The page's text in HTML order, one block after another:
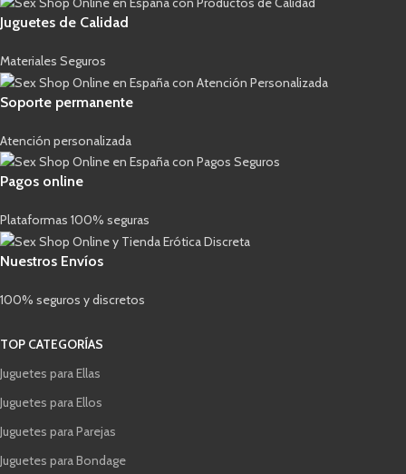
Juguetes de Calidad
Materiales Seguros
Soporte permanente
Atención personalizada
Pagos online
Plataformas 100% seguras
Nuestros Envíos
100% seguros y discretos
TOP CATEGORÍAS
Juguetes para Ellas
Juguetes para Ellos
Juguetes para Parejas
Juguetes para Bondage